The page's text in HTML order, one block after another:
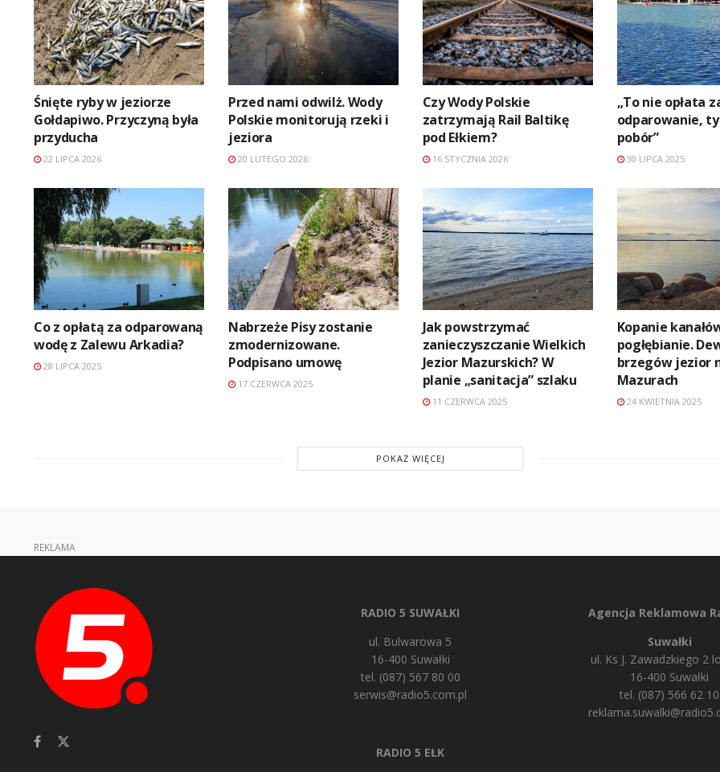
Śnięte ryby w jeziorze
Gołdapiwo. Przyczyną była
przyducha
22 LIPCA 2026
Przed nami odwilż. Wody
Polskie monitorują rzeki i
jeziora
20 LUTEGO 2026
Czy Wody Polskie
zatrzymają Rail Baltikę
pod Ełkiem?
16 STYCZNIA 2026
„To nie opłata
odparowanie,
pobór”
30 LIPCA 2025
Co z opłatą za odparowaną
wodę z Zalewu Arkadia?
28 LIPCA 2025
Nabrzeże Pisy zostanie
zmodernizowane.
Podpisano umowę
17 CZERWCA 2025
Jak powstrzymać
zanieczyszczanie Wielkich
Jezior Mazurskich? W
planie „sanitacja” szlaku
11 CZERWCA 2025
Kopanie
pogłębianie.
brzegów jezior
Mazurach
24 KWIETNIA 2025
POKAŻ WIĘCEJ
REKLAMA
RADIO 5 SUWAŁKI
ul. Bulwarowa 5
16-400 Suwałki
tel. (087) 567 80 00
serwis@radio5.com.pl
RADIO 5 EŁK
Agencja Reklamowa
Suwałki
ul. Ks J. Zawadzkiego 2
16-400 Suwałki
tel. (087) 566 62 10